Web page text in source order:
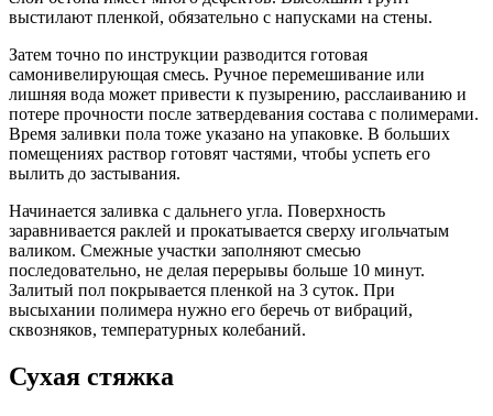
выстилают пленкой, обязательно с напусками на стены.
Затем точно по инструкции разводится готовая
самонивелирующая смесь. Ручное перемешивание или
лишняя вода может привести к пузырению, расслаиванию и
потере прочности после затвердевания состава с полимерами.
Время заливки пола тоже указано на упаковке. В больших
помещениях раствор готовят частями, чтобы успеть его
вылить до застывания.
Начинается заливка с дальнего угла. Поверхность
заравнивается раклей и прокатывается сверху игольчатым
валиком. Смежные участки заполняют смесью
последовательно, не делая перерывы больше 10 минут.
Залитый пол покрывается пленкой на 3 суток. При
высыхании полимера нужно его беречь от вибраций,
сквозняков, температурных колебаний.
Сухая стяжка